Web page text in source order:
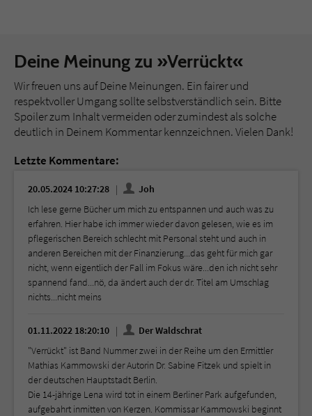
Deine Meinung zu »Verrückt«
Wir freuen uns auf Deine Meinungen. Ein fairer und
respektvoller Umgang sollte selbstverständlich sein. Bitte
Spoiler zum Inhalt vermeiden oder zumindest als solche
deutlich in Deinem Kommentar kennzeichnen. Vielen Dank!
Letzte Kommentare:
20.05.2024 10:27:28
Joh
Ich lese gerne Bücher um mich zu entspannen und auch was zu
erfahren. Hier habe ich immer wieder davon gelesen, wie es im
pflegerischen Bereich schlecht mit Personal steht und auch in
anderen Bereichen mit der Finanzierung...das geht für mich gar
nicht, wenn eigentlich der Fall im Fokus wäre...den ich nicht sehr
spannend fand...nö, da ändert auch der dr. Titel am Umschlag
nichts...nicht meins
01.11.2022 18:20:10
Der Waldschrat
"Verrückt" ist Band Nummer zwei in der Reihe um den Ermittler
Mathias Kammowski der Autorin Dr. Sabine Fitzek und spielt in
der deutschen Hauptstadt Berlin.
Die 14-jährige Lena wird tot in einem Berliner Park aufgefunden,
aufgebahrt inmitten von Kerzen. Kommissar Kammowski beginnt